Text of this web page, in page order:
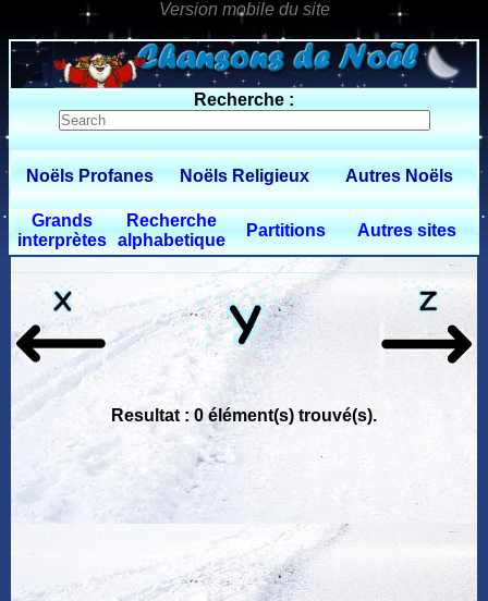
0 $limitbot 1 $limittot 2
Recherche :
Noëls Profanes Noëls Religieux Autres Noëls
Grands
interprètes
Recherche
alphabetique
Partitions Autres sites
Resultat : 0 élément(s) trouvé(s).